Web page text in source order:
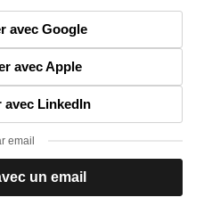
avec Google
avec Apple
avec LinkedIn
email
un email